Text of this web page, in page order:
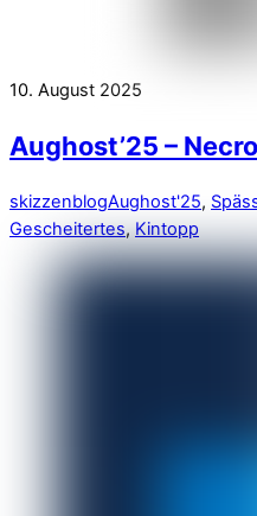
10. August 2025
Aughost’25 –
skizzenblogAughost'25,
Gescheitertes, Kintopp